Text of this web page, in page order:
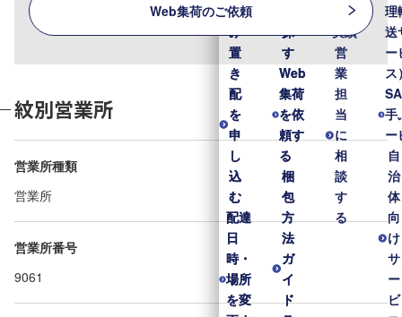
込
み
置
き
配
を
申
し
込
む
配達
日
時・
場所
を変
探
す
Web
集荷
を依
頼す
る
梱
包
方
法
ガ
イ
ド
込
み
置
き
配
を
申
し
込
む
配達
日
時・
場所
を変
探
す
Web
集荷
を依
頼す
る
梱
包
方
法
ガ
イ
ド
例・
実績
営
業
担
当
に
相
談
す
る
理
送
ー
ス
手
ー
自
治
体
向
け
サ
ー
ビ
Web集荷のご依頼
紋別営業所
営業所種類
営業所
営業所番号
9061